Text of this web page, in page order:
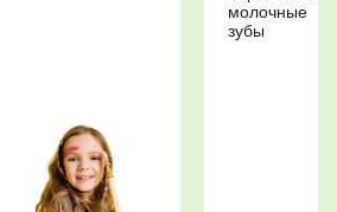
молочные
зубы